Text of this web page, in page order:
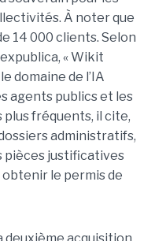
À noter que
14 000 clients. Selon
« Wikit
domaine de l’IA
agents publics et les
plus fréquents, il cite,
administratifs,
pièces justificatives
le permis de